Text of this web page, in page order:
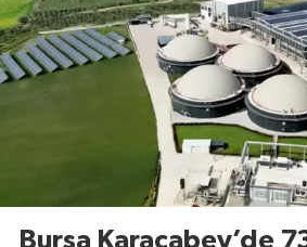
Bursa Karacabey’de